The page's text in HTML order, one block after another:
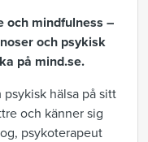
och mindfulness –
och psykisk
på mind.se.
hälsa på sitt
och känner sig
psykoterapeut